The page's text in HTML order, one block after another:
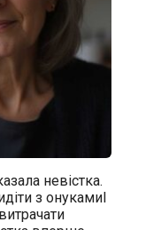
невістка.
з онукамиІ